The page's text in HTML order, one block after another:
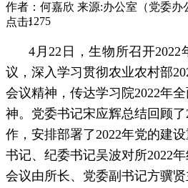
作者：何嘉欣 来源:办公室（党委办
点击:1275
4月22日，生物所召开
议，深入学习贯彻农业农村部
会议精神，传达学习院2022年
神。党委书记宋应辉总结回顾
作，安排部署了2022年党的建
书记、纪委书记吴波对所2022
会议由所长、党委副书记方骥贤